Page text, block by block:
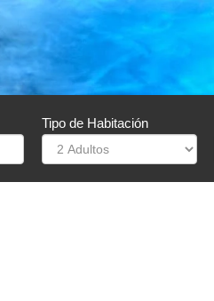
Tipo de Habitación